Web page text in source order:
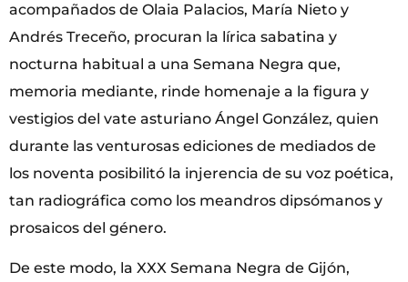
acompañados de Olaia Palacios, María Nieto y
Andrés Treceño, procuran la lírica sabatina y
nocturna habitual a una Semana Negra que,
memoria mediante, rinde homenaje a la figura y
vestigios del vate asturiano Ángel González, quien
durante las venturosas ediciones de mediados de
los noventa posibilitó la injerencia de su voz poética,
tan radiográfica como los meandros dipsómanos y
prosaicos del género.
De este modo, la XXX Semana Negra de Gijón,